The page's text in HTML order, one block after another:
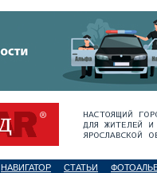
НАВИГАТОР СТАТЬИ